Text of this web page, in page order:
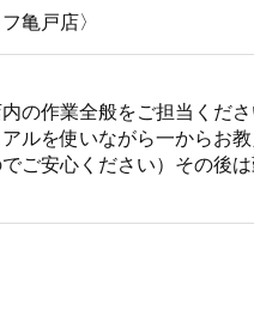
亀戸店〉
の作業全般をご担当くださ
ルを使いながら一からお
ご安心ください）その後